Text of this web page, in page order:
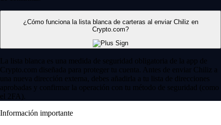
¿Cómo funciona la lista blanca de carteras al enviar Chiliz en
Crypto.com?
La lista blanca es una medida de seguridad obligatoria de la app de
Crypto.com diseñada para proteger tu cuenta. Antes de enviar Chiliz a
una nueva dirección externa, debes añadirla a tu lista de direcciones
aprobadas y confirmar la operación con tu método de seguridad (como
el 2FA).
Información importante